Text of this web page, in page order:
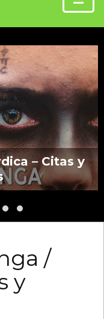
– Citas y
/
y